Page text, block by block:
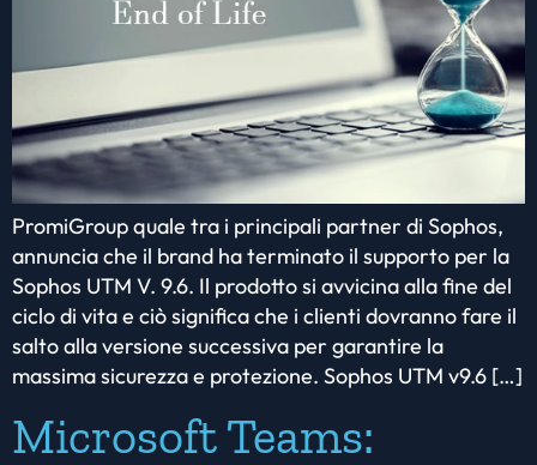
PromiGroup quale tra i principali partner di Sophos,
annuncia che il brand ha terminato il supporto per la
Sophos UTM V. 9.6. Il prodotto si avvicina alla fine del
ciclo di vita e ciò significa che i clienti dovranno fare il
salto alla versione successiva per garantire la
massima sicurezza e protezione. Sophos UTM v9.6 […]
Microsoft Teams: